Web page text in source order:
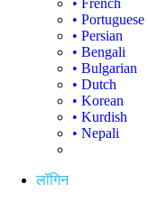
• French
• Portuguese
• Persian
• Bengali
• Bulgarian
• Dutch
• Korean
• Kurdish
• Nepali
लॉगिन